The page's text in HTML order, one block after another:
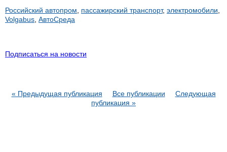
Российский автопром пассажирский транспорт, электромобили
Volgabus АвтоСреда
Подписаться на новости
« Предыдущая публикация Все публикации
Следующая
публикация »